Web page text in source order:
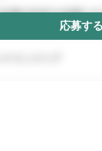
応募する